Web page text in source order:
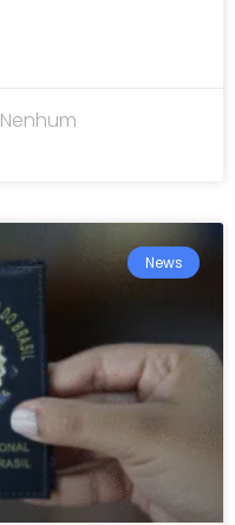
Nenhum
News